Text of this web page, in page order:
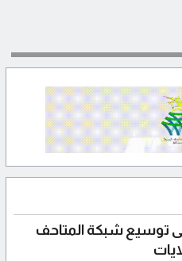
توسيع شبكة المتاحف